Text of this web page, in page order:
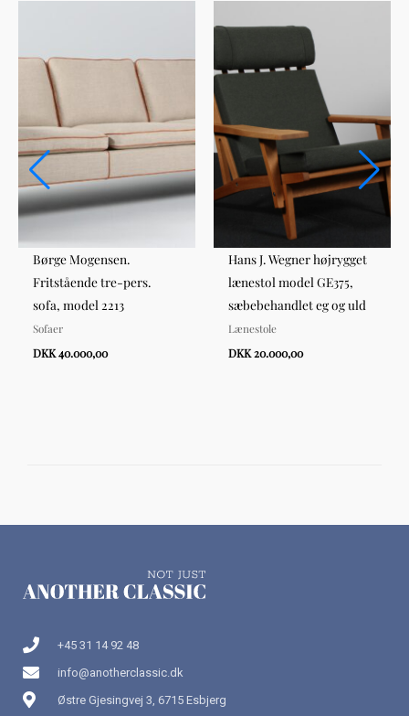
Børge Mogensen.
Fritstående tre-pers.
sofa, model 2213
Sofaer
DKK 40.000,00
Hans J. Wegner højrygget
lænestol model GE375,
sæbebehandlet eg og uld
Lænestole
DKK 20.000,00
+45 31 14 92 48
info@anotherclassic.dk
Østre Gjesingvej 3, 6715 Esbjerg